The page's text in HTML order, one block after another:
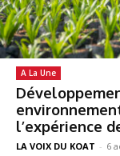
A La Une
l’expérience
LA VOIX DU KOAT - 6